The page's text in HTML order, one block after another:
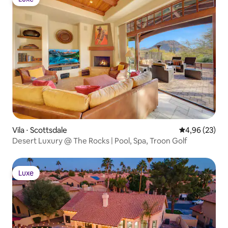
Luxe
Vila ⋅ Scottsdale 4,96 de uma
4,96 (23)
Desert Luxury @ The Rocks | Pool, Spa, Troon Golf
Luxe
Luxe